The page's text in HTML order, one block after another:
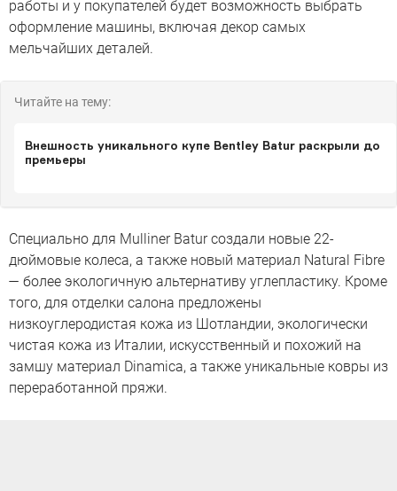
работы и у покупателей будет возможность выбрать
оформление машины, включая декор самых
мельчайших деталей.
Читайте на тему:
Внешность уникального купе Bentley Batur раскрыли до
премьеры
Специально для Mulliner Batur создали новые 22-
дюймовые колеса, а также новый материал Natural Fibre
— более экологичную альтернативу углепластику. Кроме
того, для отделки салона предложены
низкоуглеродистая кожа из Шотландии, экологически
чистая кожа из Италии, искусственный и похожий на
замшу материал Dinamica, а также уникальные ковры из
переработанной пряжи.